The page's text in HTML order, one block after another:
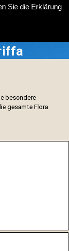
Sie die Erklärung
besondere
gesamte Flora